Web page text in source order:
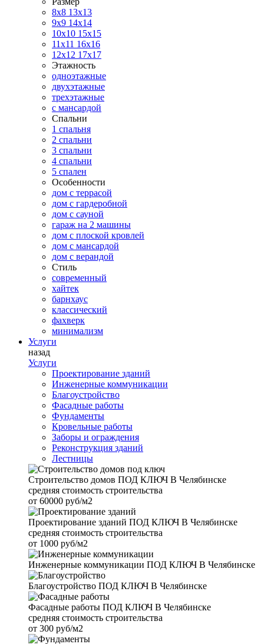
8х8 13х13
9х9 14х14
10х10 15х15
11x11 16х16
12х12 17х17
Этажность
одноэтажные
двухэтажные
трехэтажные
с мансардой
Спальни
1 спальня
2 спальни
3 спальни
4 спальни
5 спален
Особенности
дом с террасой
дом с гардеробной
дом с сауной
гараж на 2 машины
дом с плоской кровлей
дом с мансардой
дом с верандой
Стиль
современный
хайтек
барнхаус
классический
фахверк
минимализм
Услуги
назад
Услуги
Проектирование зданий
Инженерные коммуникации
Благоустройство
Фасадные работы
Фундаменты
Кровельные работы
Заборы и ограждения
Реконструкция зданий
Лестницы
Строительство домов ПОД КЛЮЧ В Челябинске
средняя стоимость строительства
от 60000 руб/м2
Проектирование зданий ПОД КЛЮЧ В Челябинске
средняя стоимость строительства
от 1000 руб/м2
Инженерные коммуникации ПОД КЛЮЧ В Челябинске
Благоустройство ПОД КЛЮЧ В Челябинске
Фасадные работы ПОД КЛЮЧ В Челябинске
средняя стоимость строительства
от 300 руб/м2